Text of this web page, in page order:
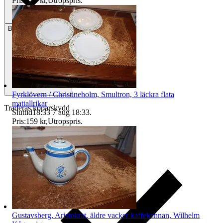
Betalning Via Tradera
Traderas köparskydd
Fyrklövern / Christineholm, Smultron, 3 läckra flata
mattallrikar
Sluttid18:33 7 aug 18:33.
Pris:159 kr,Utropspris.
Gustavsberg, Aristokrat, äldre vacker kaffekannan, Wilhelm